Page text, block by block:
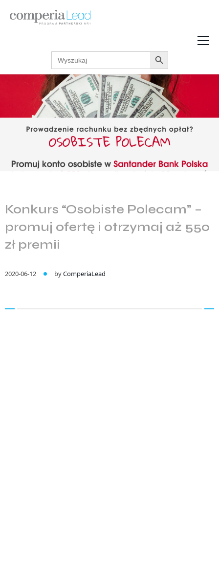
Strefa Wiedzy
Podcasty
Zarabiaj w internecie
Akcje promocyjne
Regulaminy
Search
for:
Search Button
Konkurs “Osobiste Polecam” –
promuj ofertę i otrzymaj aż 550
zł premii
2020-06-12 byComperiaLead